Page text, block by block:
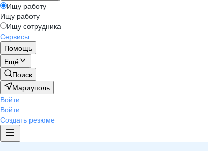
Ищу работу
Ищу работу
Ищу сотрудника
Сервисы
Помощь
Ещё
Поиск
Мариуполь
Войти
Войти
Создать резюме